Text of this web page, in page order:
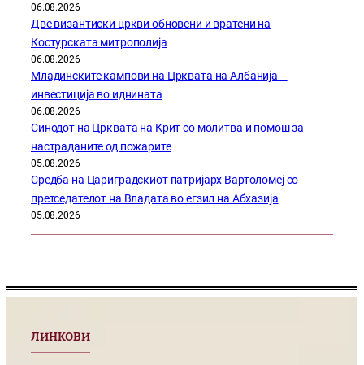
06.08.2026
Две византиски цркви обновени и вратени на
Костурската митрополија
06.08.2026
Младинските кампови на Црквата на Албанија –
инвестиција во иднината
06.08.2026
Синодот на Црквата на Крит со молитва и помош за
настраданите од пожарите
05.08.2026
Средба на Цариградскиот патријарх Вартоломеј со
претседателот на Владата во егзил на Абхазија
05.08.2026
ЛИНКОВИ